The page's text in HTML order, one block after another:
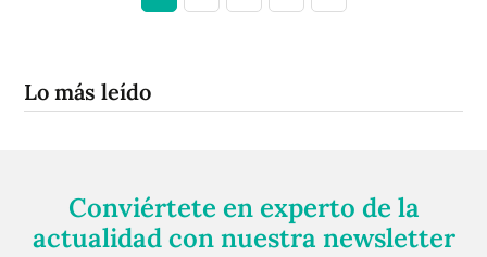
Lo más leído
Conviértete en experto de la
actualidad con nuestra newsletter